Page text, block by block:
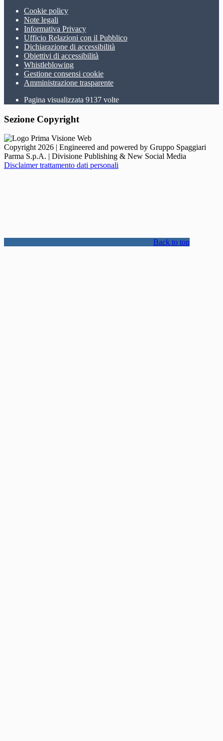
Cookie policy
Note legali
Informativa Privacy
Ufficio Relazioni con il Pubblico
Dichiarazione di accessibilità
Obiettivi di accessibilità
Whistleblowing
Gestione consensi cookie
Amministrazione trasparente
Pagina visualizzata 9137 volte
Sezione Copyright
Copyright 2026 | Engineered and powered by Gruppo Spaggiari
Parma S.p.A. | Divisione Publishing & New Social Media
Disclaimer trattamento dati personali
Back to top